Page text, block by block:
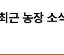
근 농장 소